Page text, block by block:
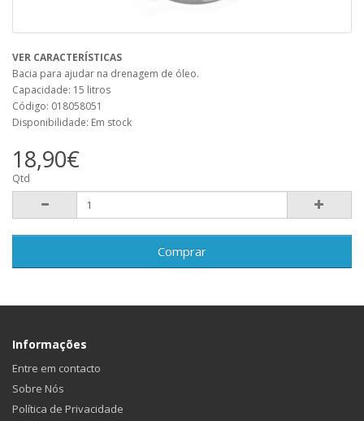
VER CARACTERÍSTICAS
Bacia para ajudar na drenagem de óleo.
Capacidade: 15 litros
Código: 018058051
Disponibilidade: Em stock
18,90€
Qtd
Comprar
Informações
Entre em contacto
Sobre Nós
Política de Privacidade